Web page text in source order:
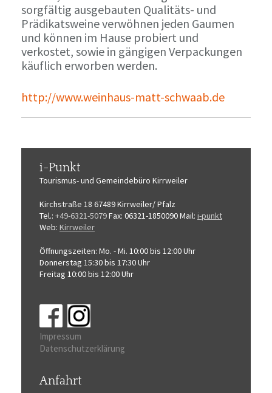
sorgfältig ausgebauten Qualitäts- und
Prädikatsweine verwöhnen jeden Gaumen
und können im Hause probiert und
verkostet, sowie in gängigen Verpackungen
käuflich erworben werden.
http://www.weinhaus-matt-schwaab.de
i-Punkt
Tourismus-und Gemeindebüro Kirrweiler
Kirchstraße 18 67489 Kirrweiler/ Pfalz
Tel.: +49-6321-5079Fax: 06321-1850090Mail: i-punkt
Web: Kirrweiler
Öffnungszeiten: Mo. - Mi. 10:00 bis 12:00 Uhr
Donnerstag 15:30 bis 17:30 Uhr
Freitag 10:00 bis 12:00 Uhr
Impressum
Datenschutzerklärung
Anfahrt